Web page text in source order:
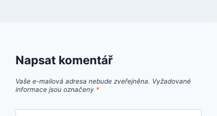
Napsat komentář
Vaše e-mailová adresa nebude zveřejněna. Vyžadované
informace jsou označeny *